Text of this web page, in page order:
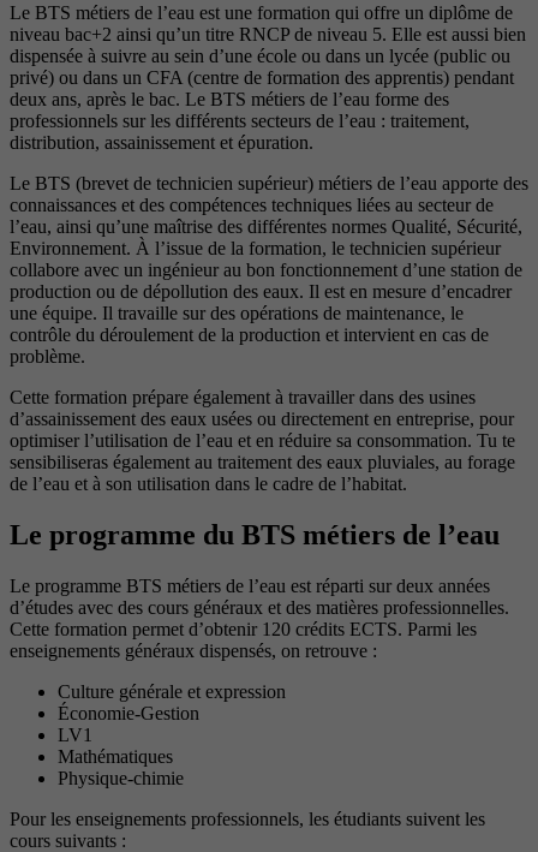
Le BTS métiers de l’eau est une formation qui offre un diplôme de
niveau bac+2 ainsi qu’un titre RNCP de niveau 5. Elle est aussi bien
dispensée à suivre au sein d’une école ou dans un lycée (public ou
privé) ou dans un CFA (centre de formation des apprentis) pendant
deux ans, après le bac. Le BTS métiers de l’eau forme des
professionnels sur les différents secteurs de l’eau : traitement,
distribution, assainissement et épuration.
Le BTS (brevet de technicien supérieur) métiers de l’eau apporte des
connaissances et des compétences techniques liées au secteur de
l’eau, ainsi qu’une maîtrise des différentes normes Qualité, Sécurité,
Environnement. À l’issue de la formation, le technicien supérieur
collabore avec un ingénieur au bon fonctionnement d’une station de
production ou de dépollution des eaux. Il est en mesure d’encadrer
une équipe. Il travaille sur des opérations de maintenance, le
contrôle du déroulement de la production et intervient en cas de
problème.
Cette formation prépare également à travailler dans des usines
d’assainissement des eaux usées ou directement en entreprise, pour
optimiser l’utilisation de l’eau et en réduire sa consommation. Tu te
sensibiliseras également au traitement des eaux pluviales, au forage
de l’eau et à son utilisation dans le cadre de l’habitat.
Le programme du BTS métiers de l’eau
Le programme BTS métiers de l’eau est réparti sur deux années
d’études avec des cours généraux et des matières professionnelles.
Cette formation permet d’obtenir 120 crédits ECTS. Parmi les
enseignements généraux dispensés, on retrouve :
Culture générale et expression
Économie-Gestion
LV1
Mathématiques
Physique-chimie
Pour les enseignements professionnels, les étudiants suivent les
cours suivants :